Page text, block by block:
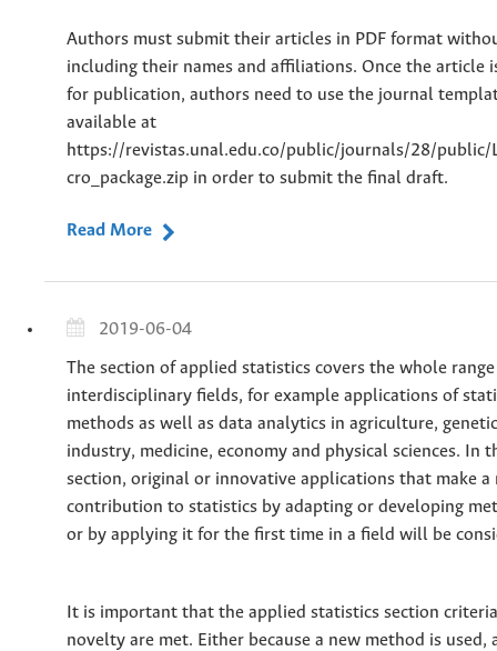
Authors must submit their articles in PDF format
including their names and affiliations. Once the article
for publication, authors need to use the journal
available at
https://revistas.unal.edu.co/public/journals/28/public/
cro_package.zip in order to submit the final draft.
Read More
2019-06-04
The section of applied statistics covers the whole
interdisciplinary fields, for example applications of
methods as well as data analytics in agriculture,
industry, medicine, economy and physical sciences. In
section, original or innovative applications that make a
contribution to statistics by adapting or developing
or by applying it for the first time in a field will be
It is important that the applied statistics section
novelty are met. Either because a new method is used,